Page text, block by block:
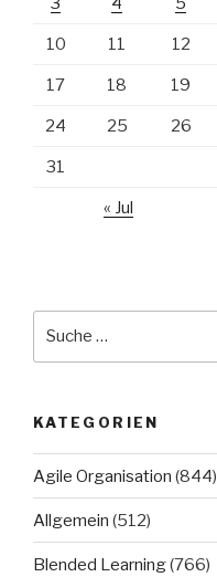
10 11 12
17 18 19
24 25 26
31
« Jul
KATEGORIEN
Agile Organisation (844)
Allgemein (512)
Blended Learning(766)